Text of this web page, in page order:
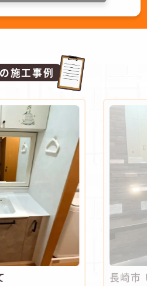
施工事例
長崎市